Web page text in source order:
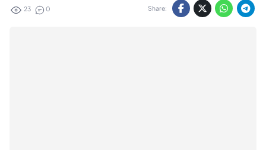
23 0 Share: